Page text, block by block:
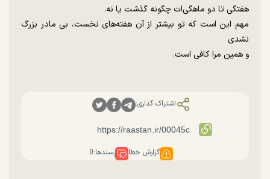
هفتگی تا دو ماهگی‌ات چگونه گذشت یا نه.
مهم این است که تو بیشتر از آن هفته‌های نخست، بی مادر بزرگ
نشدی
و همین مرا کافی است.
اشتراک گذاری:
گزارش خطا پسندها:0